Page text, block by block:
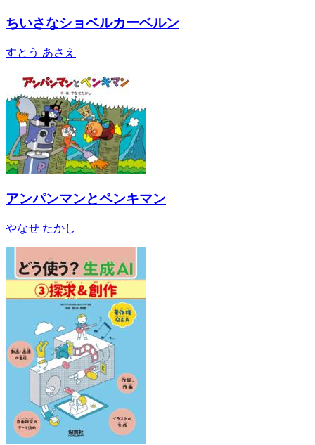
ちいさなショベルカーベルン
すとう あさえ
アンパンマンとペンキマン
やなせ たかし